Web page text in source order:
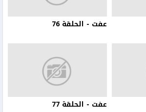
عفت - الحلقة 76
عفت - الحلقة 77